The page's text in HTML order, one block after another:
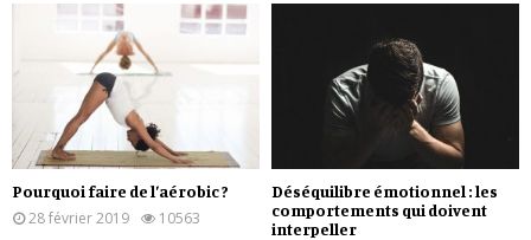
Pourquoi faire de l’aérobic ?
28 février 2019
10563
Déséquilibre émotionnel : les
comportements qui doivent
interpeller